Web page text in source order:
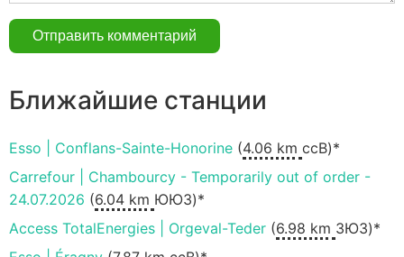
Ближайшие станции
Esso | Conflans-Sainte-Honorine (4.06 km ссВ)*
Carrefour | Chambourcy - Temporarily out of order -
24.07.2026 (6.04 km ЮЮЗ)*
Access TotalEnergies | Orgeval-Teder (6.98 km ЗЮЗ)*